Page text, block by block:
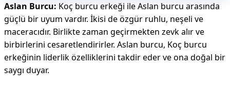
Aslan Burcu: Koç burcu erkeği ile Aslan burcu arasında
güçlü bir uyum vardır. İkisi de özgür ruhlu, neşeli ve
maceracıdır. Birlikte zaman geçirmekten zevk alır ve
birbirlerini cesaretlendirirler. Aslan burcu, Koç burcu
erkeğinin liderlik özelliklerini takdir eder ve ona doğal bir
saygı duyar.